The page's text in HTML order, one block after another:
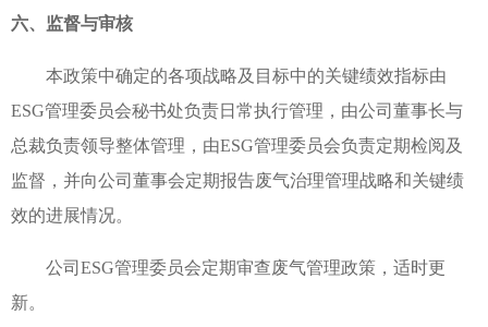
六、监督与审核
本政策中确定的各项战略及目标中的关键绩效指标由
ESG管理委员会秘书处负责日常执行管理，由公司董事长与
总裁负责领导整体管理，由ESG管理委员会负责定期检阅及
监督，并向公司董事会定期报告废气治理管理战略和关键绩
效的进展情况。
公司ESG管理委员会定期审查废气管理政策，适时更
新。